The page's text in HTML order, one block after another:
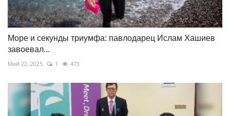
Море и секунды триумфа: павлодарец Ислам Хашиев
завоевал...
Май 22, 2025 1 473